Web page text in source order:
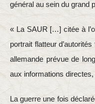
général au sein du grand
« La SAUR […] citée à
portrait flatteur
allemande prévue de
aux informations
La guerre une fois